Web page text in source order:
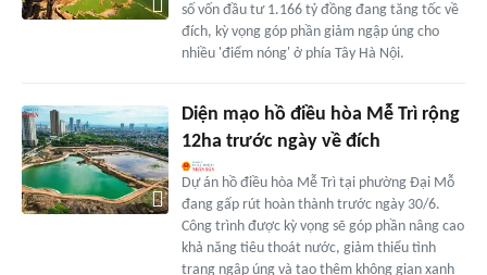
số vốn đầu tư 1.166 tỷ đồng đang tăng tốc về
đích, kỳ vọng góp phần giảm ngập úng cho
nhiều 'điểm nóng' ở phía Tây Hà Nội.
Diện mạo hồ điều hòa Mễ Trì rộng
12ha trước ngày về đích
Dự án hồ điều hòa Mễ Trì tại phường Đại Mỗ
đang gấp rút hoàn thành trước ngày 30/6.
Công trình được kỳ vọng sẽ góp phần nâng cao
khả năng tiêu thoát nước, giảm thiểu tình
trạng ngập úng và tạo thêm không gian xanh